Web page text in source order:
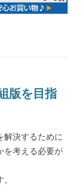
版を目指
解決するために
を考える必要が